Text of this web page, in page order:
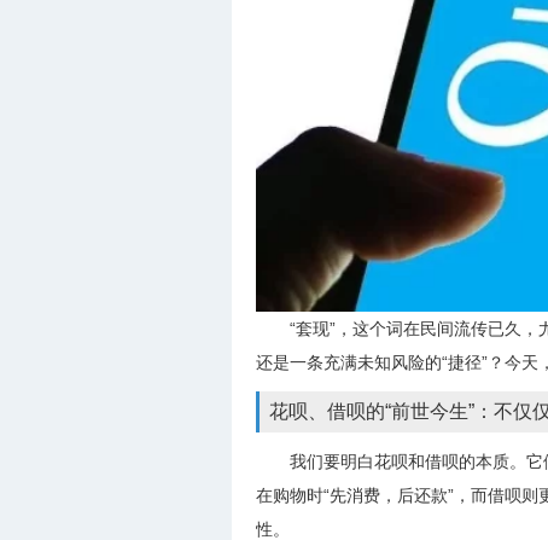
“套现”，这个词在民间流传已久
还是一条充满未知风险的“捷径”？今天
花呗、借呗的“前世今生”：不仅
我们要明白花呗和借呗的本质。
在购物时“先消费，后还款”，而借呗
性。